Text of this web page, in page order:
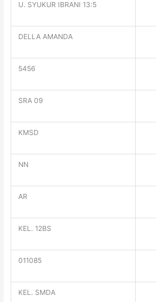
U. SYUKUR IBRANI 13:5
DELLA AMANDA
5456
SRA 09
KMSD
NN
AR
KEL. 12BS
011085
KEL. SMDA